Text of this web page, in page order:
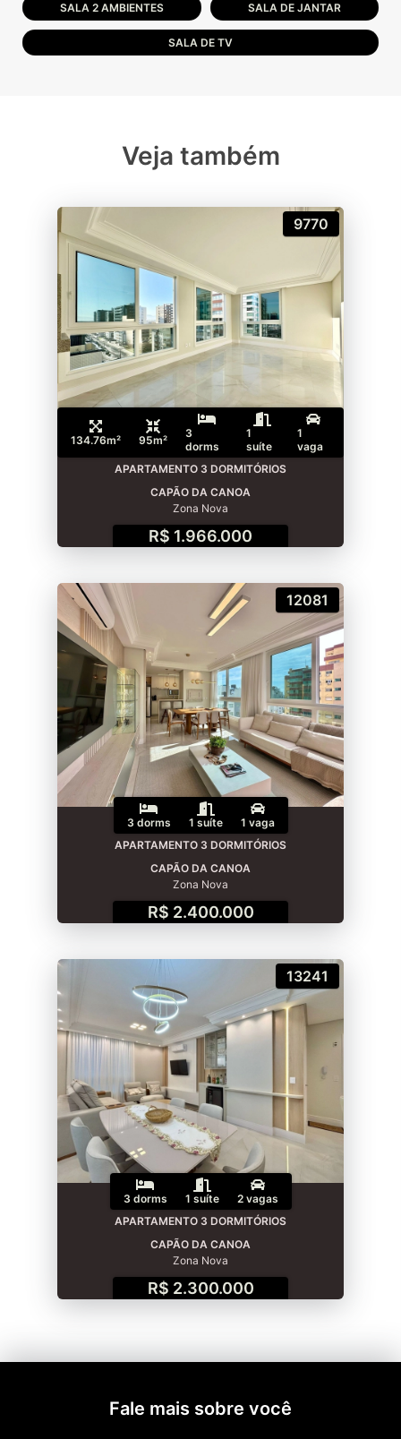
SALA 2 AMBIENTES SALA DE JANTAR
SALA DE TV
Veja também
9770
134.76m² 95m²
3
dorms
1
suíte
1
vaga
APARTAMENTO 3 DORMITÓRIOS
CAPÃO DA CANOA
Zona Nova
R$ 1.966.000
12081
3 dorms 1 suíte
1 vaga
APARTAMENTO 3 DORMITÓRIOS
CAPÃO DA CANOA
Zona Nova
R$ 2.400.000
13241
3 dorms 1 suíte
2 vagas
APARTAMENTO 3 DORMITÓRIOS
CAPÃO DA CANOA
Zona Nova
R$ 2.300.000
Fale mais sobre você